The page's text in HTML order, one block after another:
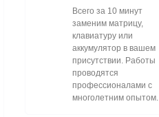
Всего за 10 минут
заменим матрицу,
клавиатуру или
аккумулятор в вашем
присутствии. Работы
проводятся
профессионалами с
многолетним опытом.